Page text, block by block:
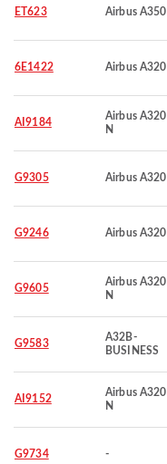
ET623 Airbus A350
6E1422 Airbus A320
AI9184
Airbus A320
N
G9305 Airbus A320
G9246 Airbus A320
G9605
Airbus A320
N
G9583
A32B-
BUSINESS
AI9152
Airbus A320
N
G9734 -